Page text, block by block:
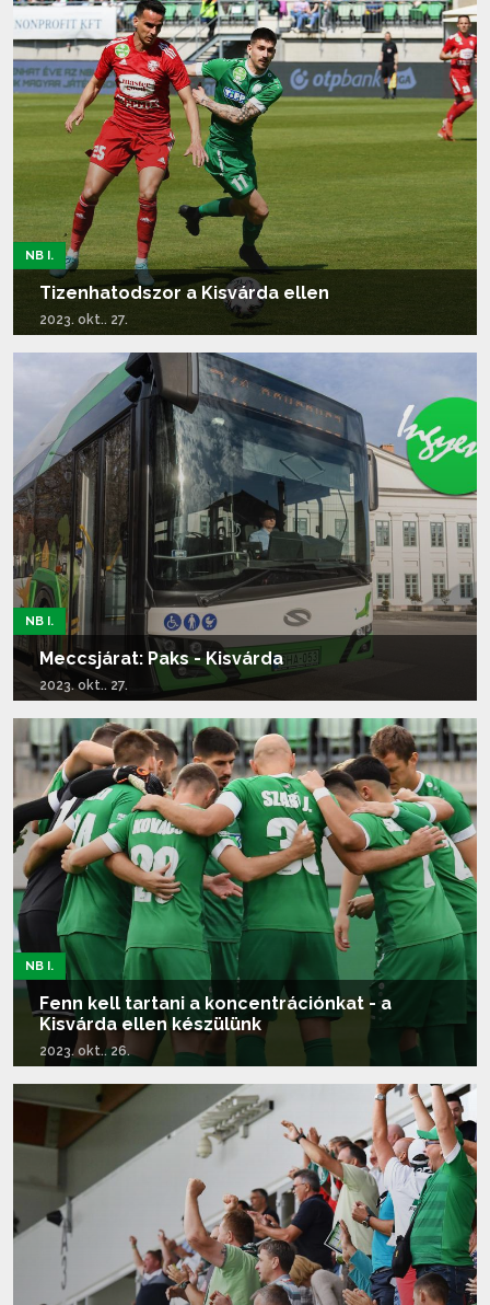
NB I.
Tizenhatodszor a Kisvárda ellen
2023. okt.. 27.
Tovább olvasom...
NB I.
Meccsjárat: Paks - Kisvárda
2023. okt.. 27.
Tovább olvasom...
NB I.
Fenn kell tartani a koncentrációnkat - a
Kisvárda ellen készülünk
2023. okt.. 26.
Tovább olvasom...